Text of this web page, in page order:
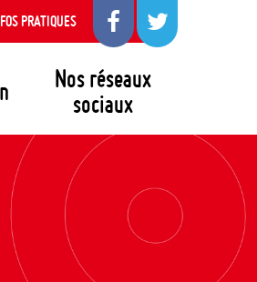
Nos réseaux
sociaux
PRATIQUES